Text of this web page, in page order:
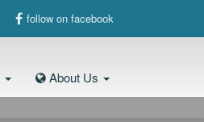
follow on facebook
About Us